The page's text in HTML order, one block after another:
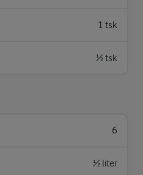
1 tsk
½ tsk
6
½ liter